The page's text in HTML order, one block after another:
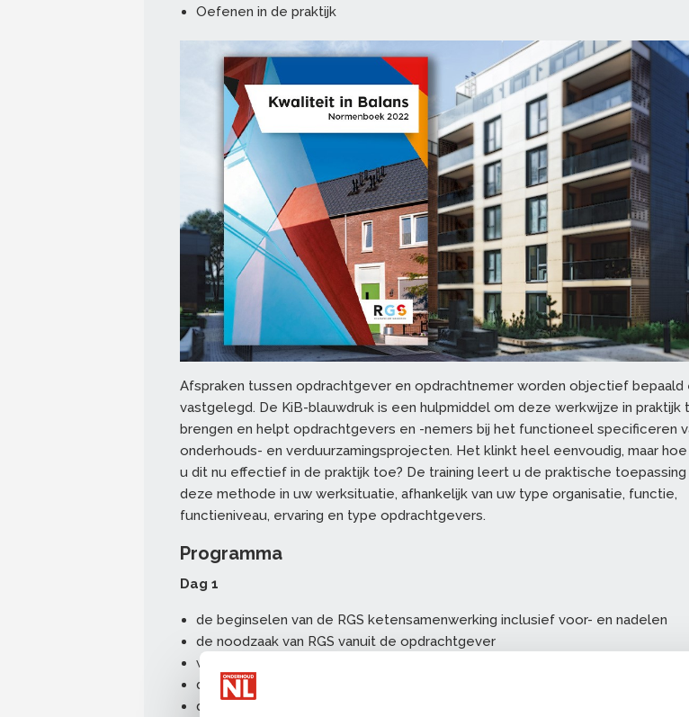
Oefenen in de praktijk
Afspraken tussen opdrachtgever en opdrachtnemer worden objectief bepaald
vastgelegd. De KiB-blauwdruk is een hulpmiddel om deze werkwijze in praktijk
brengen en helpt opdrachtgevers en -nemers bij het functioneel specificeren
onderhouds- en verduurzamingsprojecten. Het klinkt heel eenvoudig, maar
u dit nu effectief in de praktijk toe? De training leert u de praktische toepassing
deze methode in uw werksituatie, afhankelijk van uw type organisatie, functie,
functieniveau, ervaring en type opdrachtgevers.
Programma
Dag 1
de beginselen van de RGS ketensamenwerking inclusief voor- en nadelen
de noodzaak van RGS vanuit de opdrachtgever
waar bevindt zich mijn opdrachtgever in het proces en waarom?
de angsten of wantrouwen van de opdrachtgever
de voordelen van KiB (en uitdagingen) voor de organisatie en de verschillende